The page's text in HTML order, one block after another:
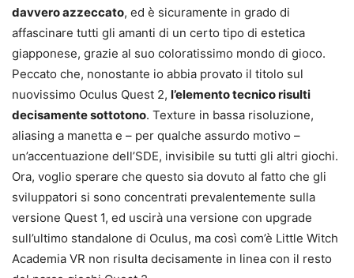
davvero azzeccato, ed è sicuramente in grado di
affascinare tutti gli amanti di un certo tipo di estetica
giapponese, grazie al suo coloratissimo mondo di gioco.
Peccato che, nonostante io abbia provato il titolo sul
nuovissimo Oculus Quest 2, l’elemento tecnico risulti
decisamente sottotono. Texture in bassa risoluzione,
aliasing a manetta e – per qualche assurdo motivo –
un’accentuazione dell’SDE, invisibile su tutti gli altri giochi.
Ora, voglio sperare che questo sia dovuto al fatto che gli
sviluppatori si sono concentrati prevalentemente sulla
versione Quest 1, ed uscirà una versione con upgrade
sull’ultimo standalone di Oculus, ma così com’è Little Witch
Academia VR non risulta decisamente in linea con il resto